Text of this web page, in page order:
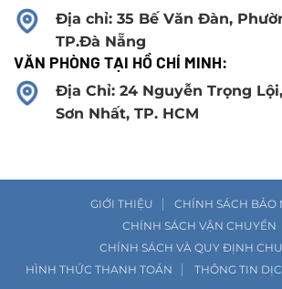
Địa chỉ: 35 Bế Văn Đàn,
TP.Đà Nẵng
VĂN PHÒNG TẠI HỒ CHÍ MINH:
Địa Chỉ: 24 Nguyễn Trọng
Sơn Nhất, TP. HCM
GIỚI THIỆU
CHÍNH SÁCH BẢO
CHÍNH SÁCH VẬN CHUYỂN
CHÍNH SÁCH VÀ QUY ĐỊNH
HÌNH THỨC THANH TOÁN
THÔNG TIN